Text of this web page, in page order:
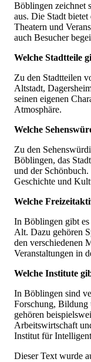
Böblingen zeichnet
aus. Die Stadt
Theatern und
auch Besucher
Welche Stadtteile
Zu den Stadtteilen
Altstadt,
seinen eigenen
Atmosphäre.
Welche
Zu den
Böblingen, das
und der
Geschichte und
Welche
In Böblingen gibt
Alt. Dazu gehören
den verschiedenen
Veranstaltungen in
Welche Institute
In Böblingen sind
Forschung, Bildung
gehören
Arbeitswirtschaft
Institut für
Dieser Text wurde